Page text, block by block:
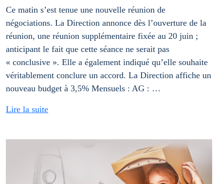
Ce matin s’est tenue une nouvelle réunion de
négociations. La Direction annonce dès l’ouverture de la
réunion, une réunion supplémentaire fixée au 20 juin ;
anticipant le fait que cette séance ne serait pas
« conclusive ». Elle a également indiqué qu’elle souhaite
véritablement conclure un accord. La Direction affiche un
nouveau budget à 3,5% Mensuels : AG : …
Lire la suite